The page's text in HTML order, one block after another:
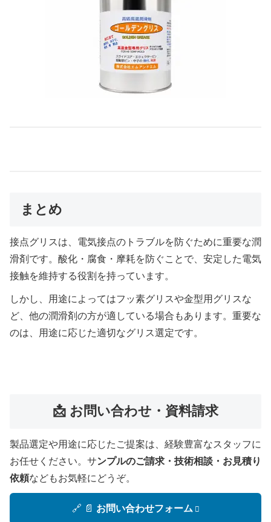
まとめ
接点グリスは、電気接点のトラブルを防ぐために重要な潤
滑剤です。酸化・腐食・摩耗を防ぐことで、安定した電気
接触を維持する役割を持っています。
しかし、用途によってはフッ素グリスや金型用グリスな
ど、他の潤滑剤の方が適している場合もあります。重要な
のは、用途に応じた適切なグリス選定です。
📩 お問い合わせ・資料請求
製品選定や用途に応じたご提案は、経験豊富なスタッフに
お任せください。サンプルのご請求・技術相談・お見積り
依頼などもお気軽にどうぞ。
🔗 📄 お問い合わせフォーム